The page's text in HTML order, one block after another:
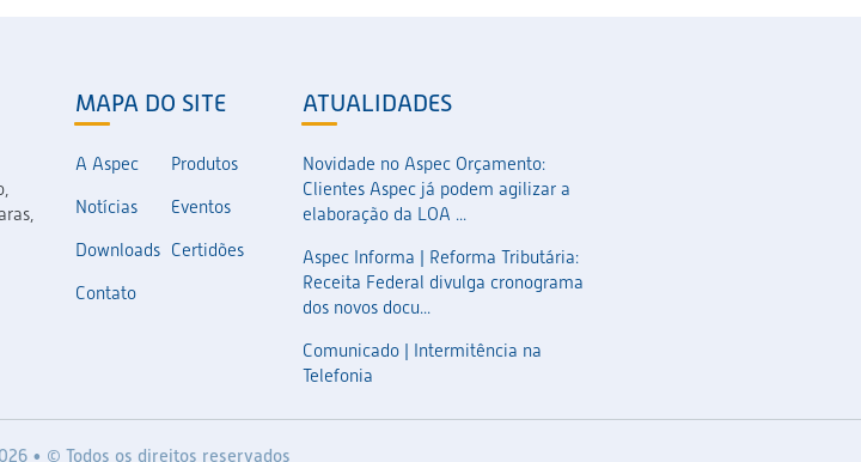
MAPA DO SITE
A Aspec
Produtos
Notícias
Eventos
Downloads Certidões
Contato
ATUALIDADES
Novidade no Aspec Orçamento:
Clientes Aspec já podem agilizar a
elaboração da LOA ...
Aspec Informa | Reforma Tributária:
Receita Federal divulga cronograma
dos novos docu...
Comunicado | Intermitência na
Telefonia
• © Todos os direitos reservados